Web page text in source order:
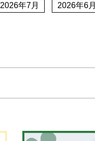
2026年7月 2026年6月